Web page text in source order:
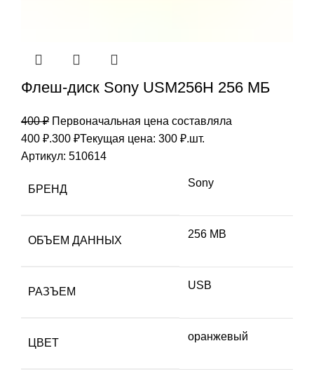
Флеш-диск Sony USM256H 256 МБ
400₽ Первоначальная цена составляла
400 ₽.300 ₽Текущая цена: 300 ₽.шт.
Артикул: 510614
БРЕНД
Sony
ОБЪЕМ ДАННЫХ
256 MB
РАЗЪЕМ
USB
ЦВЕТ
оранжевый